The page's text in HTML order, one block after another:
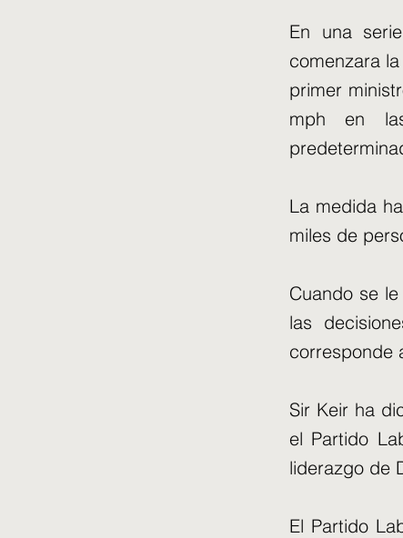
En una
comenzara
primer
mph en
La medida
miles de
Cuando se
las
corresponde
Sir Keir ha
el Partido
liderazgo de
El Partido